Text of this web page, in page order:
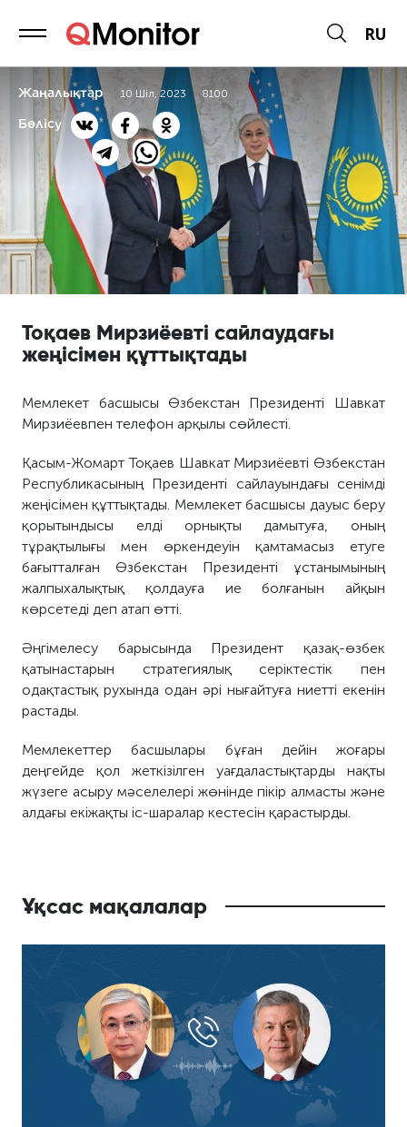
RU
Жаңалықтар 10 Шіл, 2023 8100
Бөлісу
Тоқаев Мирзиёевті сайлаудағы
жеңісімен құттықтады
Мемлекет басшысы Өзбекстан Президенті Шавкат
Мирзиёевпен телефон арқылы сөйлесті.
Қасым-Жомарт Тоқаев Шавкат Мирзиёевті Өзбекстан
Республикасының Президенті сайлауындағы сенімді
жеңісімен құттықтады. Мемлекет басшысы дауыс беру
қорытындысы елді орнықты дамытуға, оның
тұрақтылығы мен өркендеуін қамтамасыз етуге
бағытталған Өзбекстан Президенті ұстанымының
жалпыхалықтық қолдауға ие болғанын айқын
көрсетеді деп атап өтті.
Әңгімелесу барысында Президент қазақ-өзбек
қатынастарын стратегиялық серіктестік пен
одақтастық рухында одан әрі нығайтуға ниетті екенін
растады.
Мемлекеттер басшылары бұған дейін жоғары
деңгейде қол жеткізілген уағдаластықтарды нақты
жүзеге асыру мәселелері жөнінде пікір алмасты және
алдағы екіжақты іс-шаралар кестесін қарастырды.
Ұқсас мақалалар